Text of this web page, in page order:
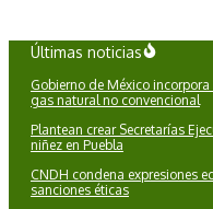
Saltar
contenido
Últimas noticias
Gobierno de México
gas natural no convencional
Plantean crear Secretarías
niñez en Puebla
CNDH condena expresiones
sanciones éticas